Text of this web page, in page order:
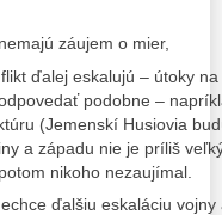
záujem o mier,
ďalej eskalujú – útoky
podobne –
(Jemenskí Husiovia
a západu nie je príliš
nikoho nezaujímal.
ďalšiu eskaláciu